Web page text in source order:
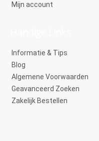
Mijn account
Informatie & Tips
Blog
Algemene Voorwaarden
Geavanceerd Zoeken
Zakelijk Bestellen